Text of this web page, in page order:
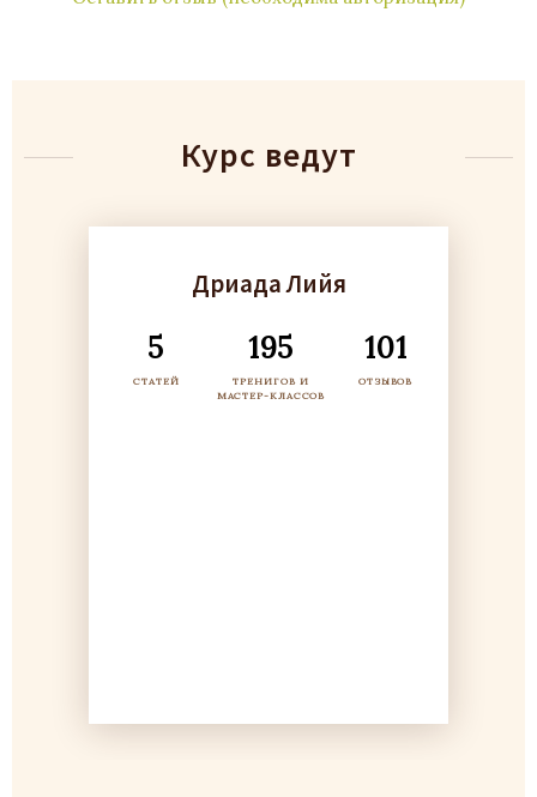
Курс ведут
Дриада Лийя
5
СТАТЕЙ
195
ТРЕНИГОВ И
МАСТЕР-КЛАССОВ
101
ОТЗЫВОВ